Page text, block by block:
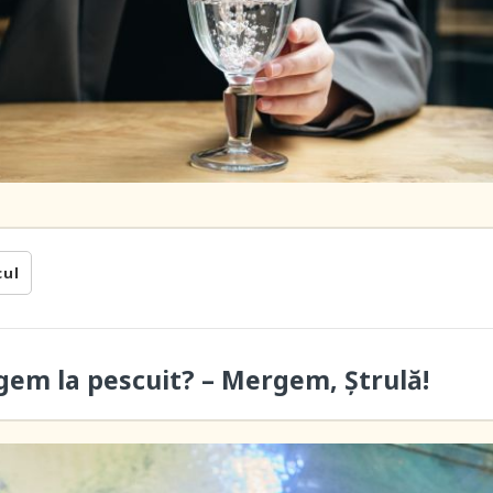
la pescuit? – Mergem, Ștrulă!